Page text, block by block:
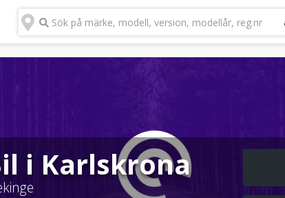
Sök på märke, modell, version, modellår, reg.nr
i Karlskrona